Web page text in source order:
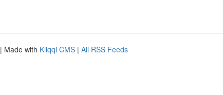
| Made with Kliqqi CMS | All RSS Feeds